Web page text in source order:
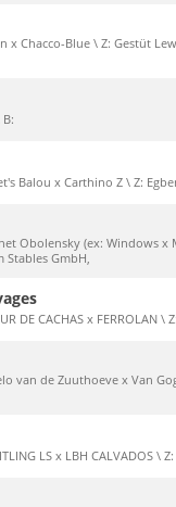
x Chacco-Blue \ Z: Gestüt
Balou x Carthino Z \ Z:
Obolensky (ex: Windows x
Stables GmbH,
DE CACHAS x FERROLAN
van de Zuuthoeve x Van
LS x LBH CALVADOS \